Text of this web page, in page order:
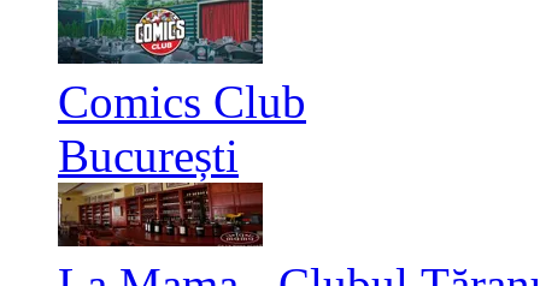
Comics Club
București